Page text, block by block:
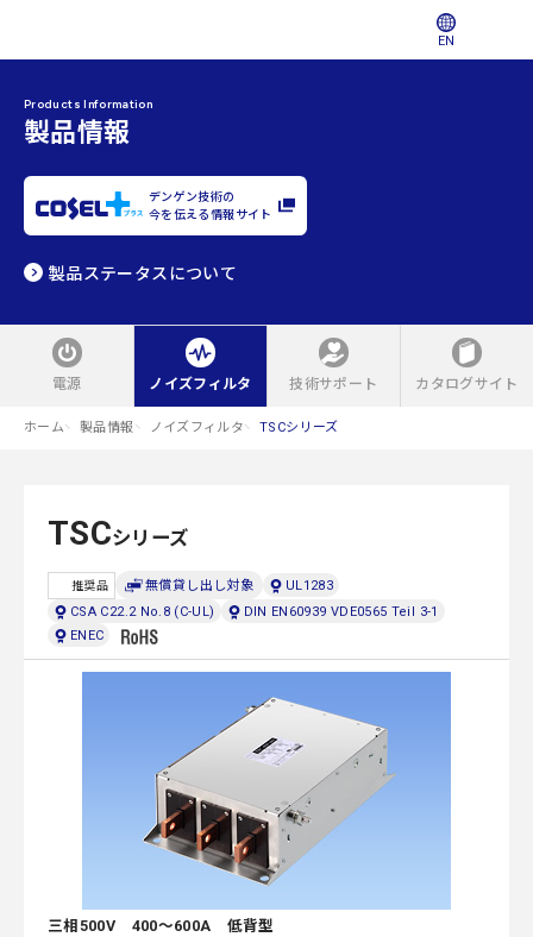
EN
Products Information
製品情報
デンゲン技術の
今を伝える情報サイト
製品ステータスについて
電源 ノイズフィルタ 技術サポート カタログサイト
ホーム 製品情報 ノイズフィルタ TSCシリーズ
TSCシリーズ
推奨品 無償貸し出し対象
UL1283
CSA C22.2 No.8 (C-UL)
DIN EN60939 VDE0565 Teil 3-1
ENEC
三相500V 400～600A 低背型